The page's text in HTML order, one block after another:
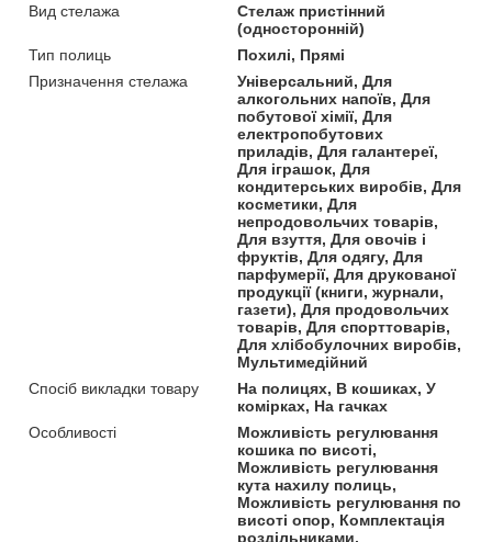
Вид стелажа
Стелаж пристінний
(односторонній)
Тип полиць
Похилі, Прямі
Призначення стелажа
Універсальний, Для
алкогольних напоїв, Для
побутової хімії, Для
електропобутових
приладів, Для галантереї,
Для іграшок, Для
кондитерських виробів, Для
косметики, Для
непродовольчих товарів,
Для взуття, Для овочів і
фруктів, Для одягу, Для
парфумерії, Для друкованої
продукції (книги, журнали,
газети), Для продовольчих
товарів, Для спорттоварів,
Для хлібобулочних виробів,
Мультимедійний
Спосіб викладки товару
На полицях, В кошиках, У
комірках, На гачках
Особливості
Можливість регулювання
кошика по висоті,
Можливість регулювання
кута нахилу полиць,
Можливість регулювання по
висоті опор, Комплектація
роздільниками,